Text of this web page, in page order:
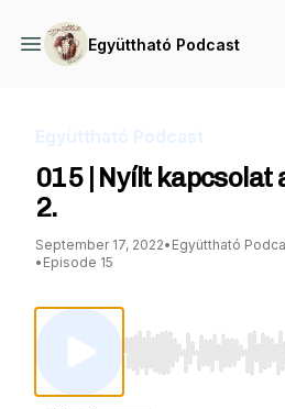
Együttható Podcast
Együttható Podcast
015 | Nyílt kapcsolat
2.
September 17, 2022• Együttható
• Episode 15
Use Left/Right to